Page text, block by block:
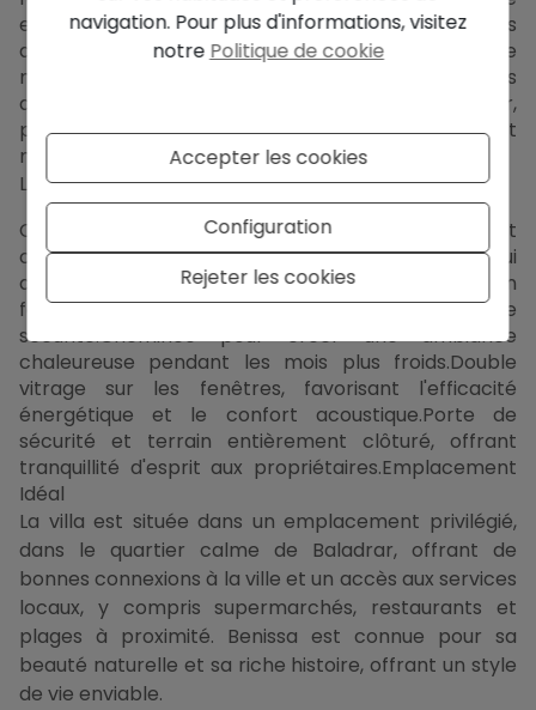
et vous rafraîchir pendant les chaudes journées
d'été.Joli jardin, un espace idéal pour profiter de
moments en plein air avec la famille et les
amis.Terrasses spacieuses, couvertes et en plein air,
parfaites pour profiter du climat
méditerranéen.Équipements Supplémentaires
Le chalet est également équipé de :
Climatisation individuelle par air conditionné et
chauffage.Cuisine ouverte, idéale pour ceux qui
aiment cuisiner et partager des moments en
famille.Parking privé pour votre confort et votre
sécurité.Cheminée pour créer une ambiance
chaleureuse pendant les mois plus froids.Double
vitrage sur les fenêtres, favorisant l'efficacité
énergétique et le confort acoustique.Porte de
sécurité et terrain entièrement clôturé, offrant
tranquillité d'esprit aux propriétaires.Emplacement
Idéal
La villa est située dans un emplacement privilégié,
dans le quartier calme de Baladrar, offrant de
bonnes connexions à la ville et un accès aux services
locaux, y compris supermarchés, restaurants et
plages à proximité. Benissa est connue pour sa
beauté naturelle et sa riche histoire, offrant un style
de vie enviable.
navigation. Pour plus d'informations, visitez
notre Politique de cookie
Accepter les cookies
Configuration
Rejeter les cookies